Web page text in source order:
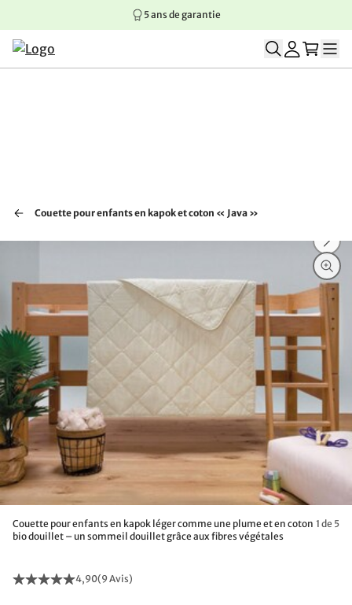
Aller au contenu principal
Aller à la navigation principale
Aller au pied de page
5 ans de garantie
Couette pour enfants en kapok et coton « Java »
Couette pour enfants en kapok léger comme une plume et en coton
bio douillet – un sommeil douillet grâce aux fibres végétales
1 de 5
4,90(9 Avis)